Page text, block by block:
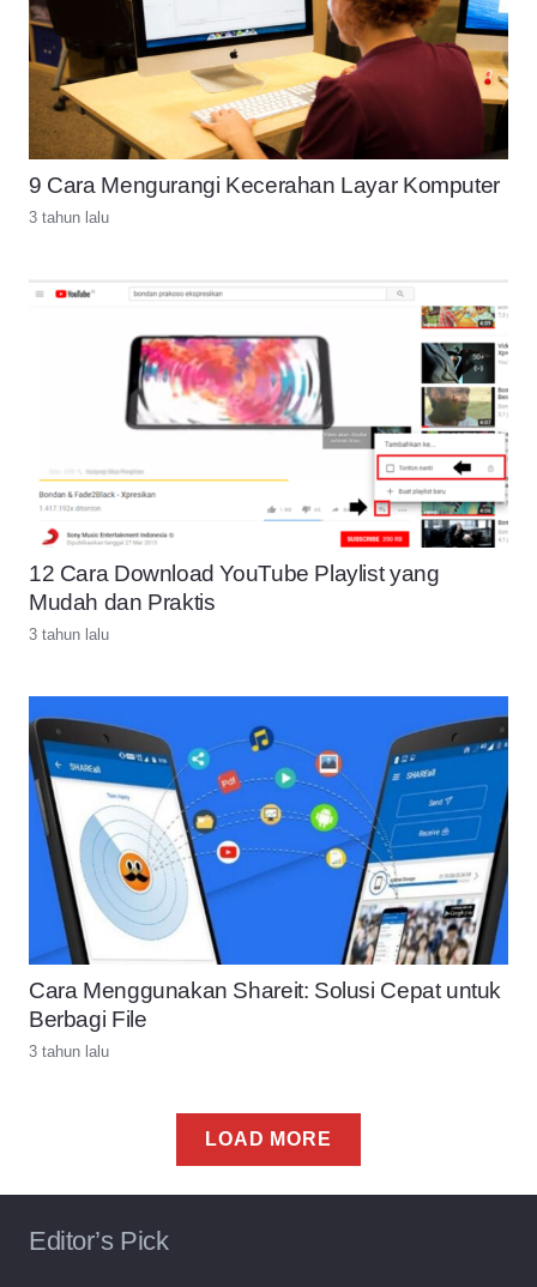
9 Cara Mengurangi Kecerahan Layar Komputer
3 tahun lalu
12 Cara Download YouTube Playlist yang
Mudah dan Praktis
3 tahun lalu
Cara Menggunakan Shareit: Solusi Cepat untuk
Berbagi File
3 tahun lalu
LOAD MORE
Editor’s Pick